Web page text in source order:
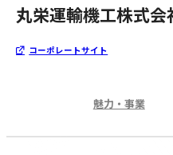
丸栄運輸機工株式会
コーポレートサイト
魅力・事業